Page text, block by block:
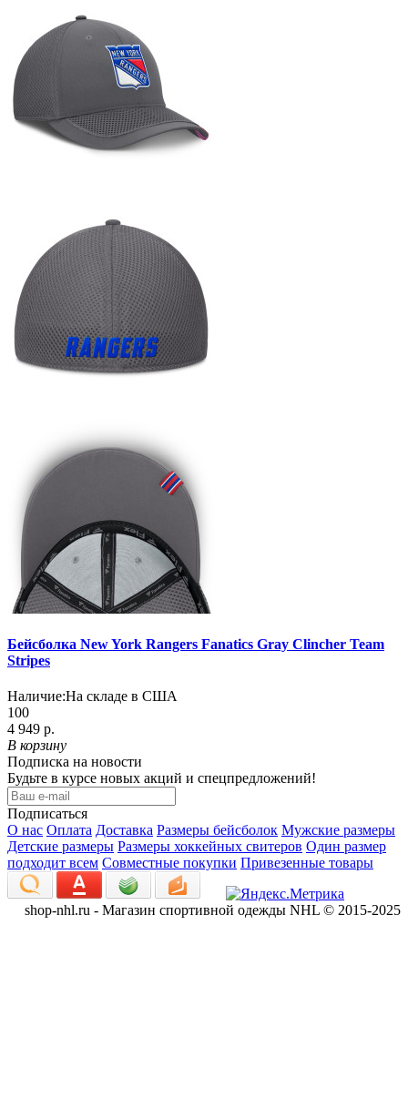
Бейсболка New York Rangers Fanatics Gray Clincher Team
Stripes
Наличие:На складе в США
100
4 949 р.
В корзину
Подписка на новости
Будьте в курсе новых акций и спецпредложений!
Подписаться
О нас Оплата Доставка Размеры бейсболок Мужские размеры
Детские размеры Размеры хоккейных свитеров Один размер
подходит всем Совместные покупки Привезенные товары
shop-nhl.ru - Магазин спортивной одежды NHL © 2015-2025